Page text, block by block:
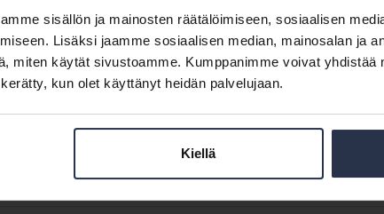
sisällön ja mainosten räätälöimiseen, sosiaalisen
Lisäksi jaamme sosiaalisen median, mainosalan ja
miten käytät sivustoamme. Kumppanimme voivat yhdistää
kun olet käyttänyt heidän palvelujaan.
Kiellä
koulutuksenohjelmaanja ilmoittaudu mukaan.